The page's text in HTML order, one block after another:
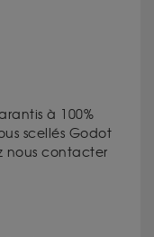
à 100%
scellés Godot
nous contacter